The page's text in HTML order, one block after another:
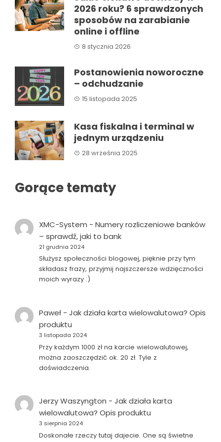
2026 roku? 6 sprawdzonych
sposobów na zarabianie
online i offline
8 stycznia 2026
Postanowienia noworoczne
– odchudzanie
15 listopada 2025
Kasa fiskalna i terminal w
jednym urządzeniu
28 września 2025
Gorące tematy
XMC-System - Numery rozliczeniowe banków
– sprawdź, jaki to bank
21 grudnia 2024
Służysz społeczności blogowej, pięknie przy tym
składasz frazy, przyjmij najszczersze wdzięczności
moich wyrazy :)
Paweł- Jak działa karta wielowalutowa? Opis
produktu
3 listopada 2024
Przy każdym 1000 zł na karcie wielowalutowej,
można zaoszczędzić ok. 20 zł. Tyle z
doświadczenia.
Jerzy Waszyngton - Jak działa karta
wielowalutowa? Opis produktu
3 sierpnia 2024
Doskonałe rzeczy tutaj dajecie. One są świetne